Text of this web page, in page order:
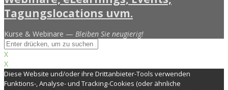
Kurse & Webinare — Bleiben Sie neugierig!
X
X
Diese Website und/oder ihre Drittanbieter-Tools verwenden
Funktions-, Analyse- und Tracking-Cookies (oder ähnliche